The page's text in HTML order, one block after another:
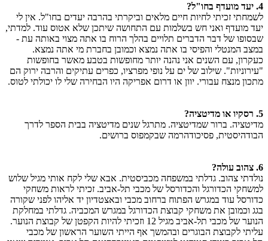
4. יעד מועדף בחו"ל?
לשמחתי זכיתי לחיות חיים מלאים וביקרתי בהרבה יעדים בחו"ל. אין לי
יעד מועדף ואני חש בשלמות עם התחושה שיתכן שלא אטוס עוד. למדתי,
שבסופו של דבר הדברים תלויים בהלך הרוח בו אתה מצוי באותה עת -
במצב המנטלי והפיסי בו אתה נמצא וכמובן בחברת מי אתה נמצא.
כעקרון, עם השנים אני נהנה יותר מחופשות בטבע מאשר בחופשות
"עירוניות". שילוב של ים על נופי מפרציו, כפרים עתיקים והרבה ירוק הם
מתכון מנצח עבורי. יוון או דרום אפריקה היו הבחירה שלי לו יכולתי לטוס.
5. רסקיו או מדיטציה?
מדיטציה. ברור שמדיטציה. מתרגל שנים מדיטציה בבית הספר לדרך
הבודהיסטית, פסיכודהרמה שבקמפוס ברושים.
6. צהוב עולה?
נולדתי צהוב. גדלתי במשפחה מכביסטית. אבא שלי לקח אותי מגיל שלוש
למשחקי הכדורגל והכדורסל של מכבי תל-אביב. זכיתי לראות משחקי
כדורסל עוד במגרש הפתוח ברחוב מכבי ובאצטדיון יד אליהו לפני שקורה
בגג וכמובן את משחקי קבוצת הכדורגל במגרש המכביה. גדלתי במחלקת
הנוער של מכבי תל-אביב מגיל 12 וזכיתי להיות הקפטן של קבוצת הנוער.
עליתי לקבוצת הבוגרים ובהמשך אף הייתי השוער הראשון של מכבי